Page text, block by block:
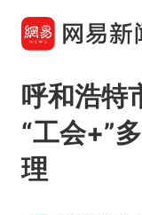
呼和浩特
“工会+”
理